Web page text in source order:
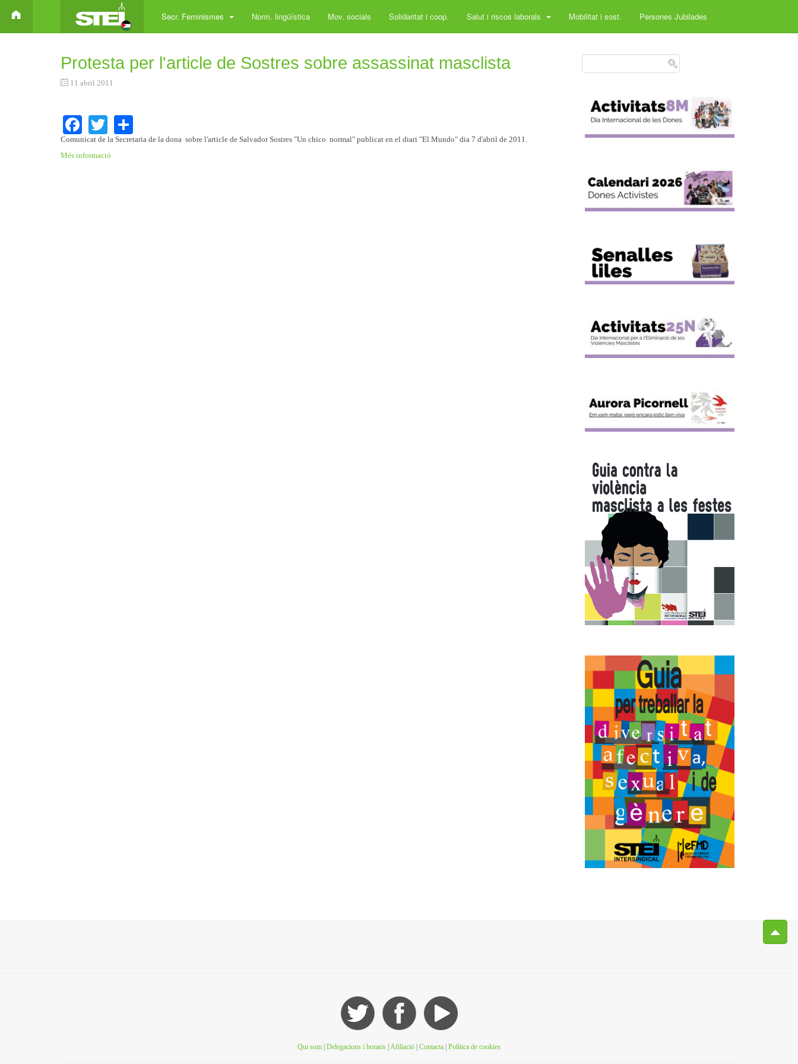
Secr. Feminismes Norm. lingüística Mov. socials Solidaritat i coop. Salut i riscos laborals Mobilitat i sost. Persones Jubilades
Protesta per l'article de Sostres sobre assassinat masclista
11 abril 2011
Facebook
Twitter
Comunicat de la Secretaria de la dona sobre l'article de Salvador Sostres "Un chico normal" publicat en el diari "El Mundo" dia 7 d'abril de 2011.
Més informació
Qui som Delegacions i horaris Afiliació Contacta Política de cookies